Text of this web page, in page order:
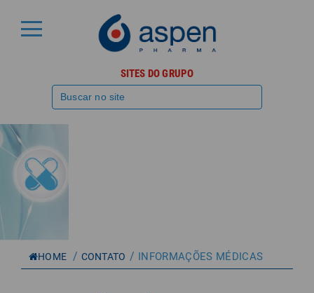
SITES DO GRUPO
HOME / CONTATO / INFORMAÇÕES MÉDICAS